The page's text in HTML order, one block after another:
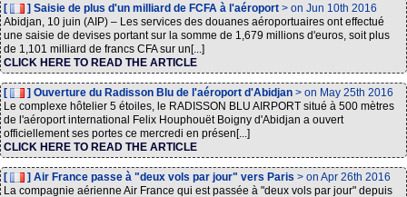
[ ] Saisie de plus d'un milliard de FCFA à l'aéroport > on Jun 10th 2016
Abidjan, 10 juin (AIP) – Les services des douanes aéroportuaires ont effectué
une saisie de devises portant sur la somme de 1,679 millions d'euros, soit plus
de 1,101 milliard de francs CFA sur un[...]
CLICK HERE TO READ THE ARTICLE
[ ] Ouverture du Radisson Blu de l'aéroport d'Abidjan > on May 25th 2016
Le complexe hôtelier 5 étoiles, le RADISSON BLU AIRPORT situé à 500 mètres
de l'aéroport international Felix Houphouët Boigny d'Abidjan a ouvert
officiellement ses portes ce mercredi en présen[...]
CLICK HERE TO READ THE ARTICLE
[ ] Air France passe à "deux vols par jour" vers Paris > on Apr 26th 2016
La compagnie aérienne Air France qui est passée à "deux vols par jour" depuis